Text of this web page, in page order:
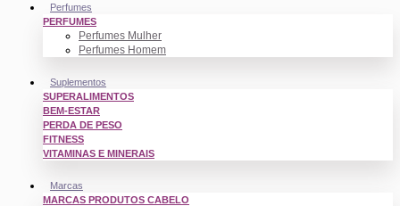
Perfumes
PERFUMES
Perfumes Mulher
Perfumes Homem
Suplementos
SUPERALIMENTOS
BEM-ESTAR
PERDA DE PESO
FITNESS
VITAMINAS E MINERAIS
Marcas
MARCAS PRODUTOS CABELO